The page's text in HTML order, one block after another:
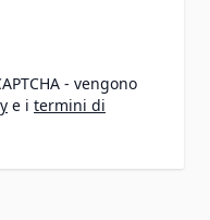
- vengono
e i termini di